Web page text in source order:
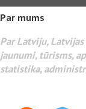
Par mums
Par Latviju,
jaunumi, tūrisms,
statistika,